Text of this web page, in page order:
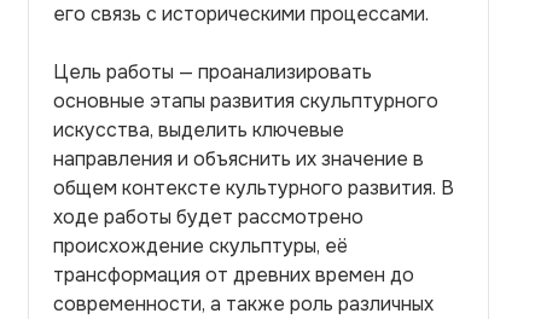
его связь с историческими процессами.
Цель работы — проанализировать
основные этапы развития скульптурного
искусства, выделить ключевые
направления и объяснить их значение в
общем контексте культурного развития. В
ходе работы будет рассмотрено
происхождение скульптуры, её
трансформация от древних времен до
современности, а также роль различных